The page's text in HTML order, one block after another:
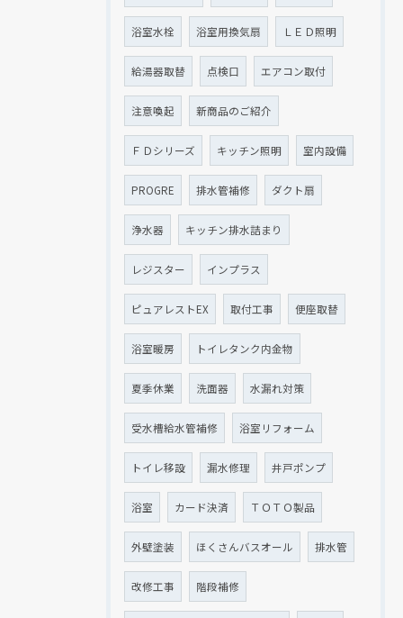
浴室水栓 浴室用換気扇 ＬＥＤ照明
給湯器取替 点検口 エアコン取付
注意喚起 新商品のご紹介
ＦＤシリーズ キッチン照明 室内設備
PROGRE 排水管補修 ダクト扇
浄水器 キッチン排水詰まり
レジスター インプラス
ピュアレストEX 取付工事 便座取替
浴室暖房 トイレタンク内金物
夏季休業 洗面器 水漏れ対策
受水槽給水管補修 浴室リフォーム
トイレ移設 漏水修理 井戸ポンプ
浴室 カード決済 ＴＯＴＯ製品
外壁塗装 ほくさんバスオール 排水管
改修工事 階段補修